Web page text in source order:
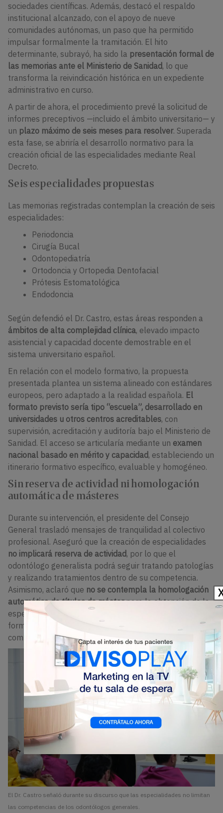
sociedades científicas. Además, destacó el respaldo
institucional alcanzado, con el apoyo de nueve
comunidades autónomas, un paso que ha permitido
impulsar formalmente la tramitación. El hito
determinante, subrayó, ha sido la presentación formal de
las memorias ante el Ministerio de Sanidad, lo que
transforma la reivindicación histórica en un expediente
administrativo en curso.
A partir de ahora, el procedimiento prevé la solicitud de
informes preceptivos —incluido el ámbito universitario— y
un plazo máximo de seis meses para resolver. Superada
esta fase, se abriría el desarrollo normativo para la
creación oficial de las especialidades mediante Real
Decreto.
Seis especialidades propuestas
Las memorias registradas contemplan la creación de seis
especialidades:
Periodoncia
Cirugía Bucal
Odontopediatría
Ortodoncia y Ortopedia Dentofacial
Prótesis Estomatológica
Endodoncia
Según defendió el Dr. Castro, estas áreas responden a
ámbitos de alta complejidad clínica, elevado impacto
asistencial y capacidad docente demostrable en el
sistema universitario español.
En relación con el modelo formativo, la propuesta
presentada plantea un sistema alineado con estándares
europeos, pero adaptado a la realidad española. El
formato previsto sería tipo “escuela”, desarrollado en
universidades u otros centros acreditables, con
supervisión, acreditación y auditoría bajo el Ministerio de
Sanidad. El acceso se articularía mediante un examen
nacional basado en mérito y capacidad, estableciendo un
itinerario formativo específico, evaluable y homogéneo.
Sin reserva de actividad ni homologación
automática de másteres
Durante su intervención, el presidente del Consejo
General trasladó mensajes de tranquilidad al colectivo
profesional. Aseguró que la creación de especialidades
no implicará reserva de actividad, por lo que el
odontólogo generalista podrá seguir tratando patologías
y realizando tratamientos dentro de su competencia.
Asimismo, aclaró que no se contempla la homologación
automática de títulos de másterpara la obtención de la
especialidad. El futuro título oficial requerirá un recorrido
formativo específico y comparable, con estándares
comunes para todo el territorio nacional.
El Dr. Castro señaló durante su discurso que las especialidades no limitan
las competencias de los odontólogos generales.